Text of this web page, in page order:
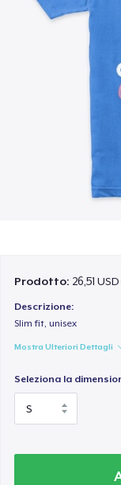
Prodotto: 26,51
Descrizione:
Slim fit, unisex
Mostra Ulteriori Dettagli
Seleziona la